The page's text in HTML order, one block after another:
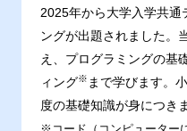
2025年から大学入学共通
ングが出題されました。
え、プログラミングの基
ィング※ まで学びます。
度の基礎知識が身につき